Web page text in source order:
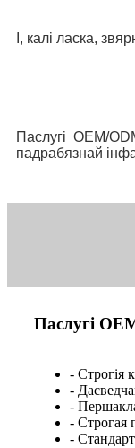
І, калі ласка,
Паслугі OEM/
падрабязнай
Паслугі
- Строгія
-
-
- Строгая
-